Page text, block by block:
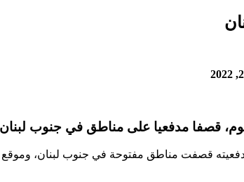
قصفا مدفعيا على مناطق في جنوب
قصفت مناطق مفتوحة في جنوب لبنان، وموقع